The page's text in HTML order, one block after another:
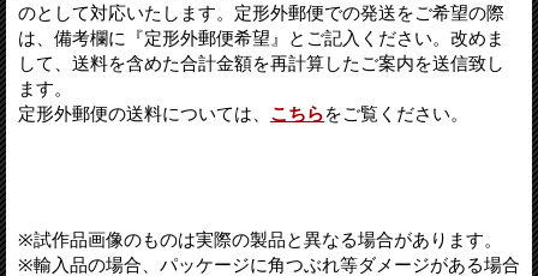
のとして対応いたします。定形外郵便での発送をご希望の際
は、備考欄に『定形外郵便希望』とご記入ください。改めま
して、送料を含めた合計金額を再計算したご案内を送信致し
ます。
定形外郵便の送料については、 こちらをご覧ください。
※試作品画像のものは実際の製品と異なる場合があります。
※輸入品の場合、パッケージに角つぶれ等ダメージがある場合